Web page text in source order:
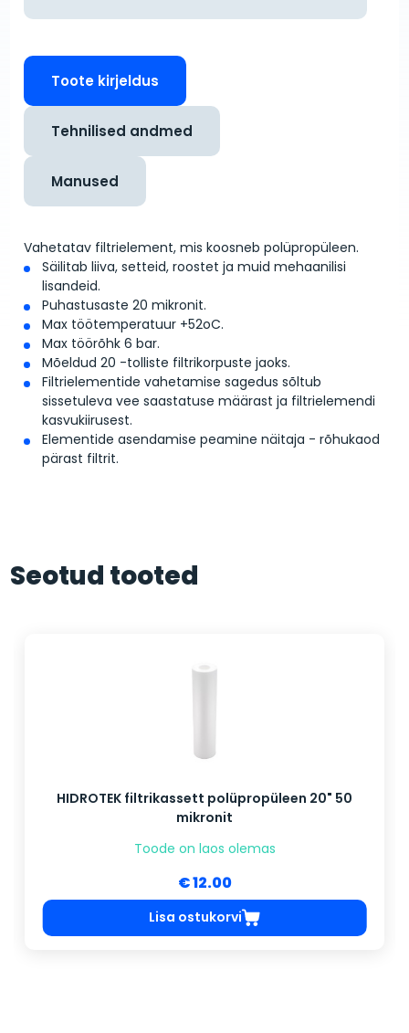
Toote kirjeldus
Tehnilised andmed
Manused
Vahetatav filtrielement, mis koosneb polüpropüleen.
Säilitab liiva, setteid, roostet ja muid mehaanilisi
lisandeid.
Puhastusaste 20 mikronit.
Max töötemperatuur +52oC.
Max töörõhk 6 bar.
Mõeldud 20 -tolliste filtrikorpuste jaoks.
Filtrielementide vahetamise sagedus sõltub
sissetuleva vee saastatuse määrast ja filtrielemendi
kasvukiirusest.
Elementide asendamise peamine näitaja - rõhukaod
pärast filtrit.
Seotud tooted
HIDROTEK filtrikassett polüpropüleen 20" 50
mikronit
Toode on laos olemas
€ 12.00
Lisa ostukorvi